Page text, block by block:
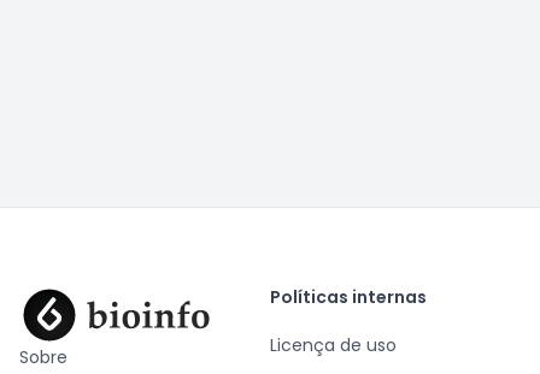
Sobre
Políticas internas
Licença de uso